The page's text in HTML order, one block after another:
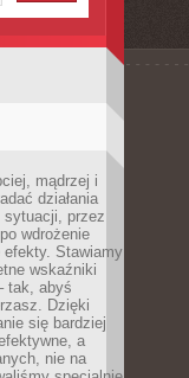
mądrzej i
działania
sytuacji, przez
wdrożenie
Stawiamy
wskaźniki
tak, abyś
Dzięki
się bardziej
a
nie na